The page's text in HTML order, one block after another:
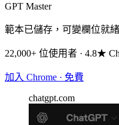
GPT Master
範本已儲存，可變欄位就
22,000+ 位使用者 · 4.8★
加入 Chrome · 免費
chatgpt.com